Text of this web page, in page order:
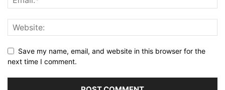
Save my name, email, and website in this browser for the
next time I comment.